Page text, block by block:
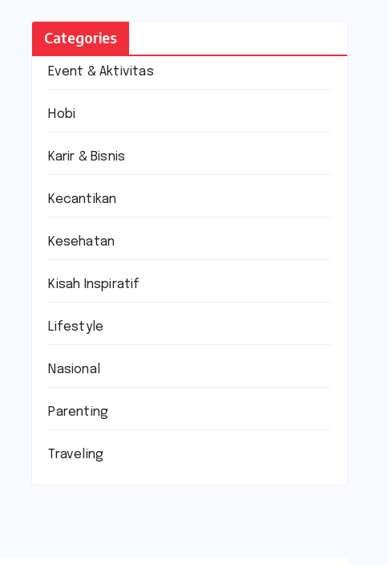
Categories
Event & Aktivitas
Hobi
Karir & Bisnis
Kecantikan
Kesehatan
Kisah Inspiratif
Lifestyle
Nasional
Parenting
Traveling